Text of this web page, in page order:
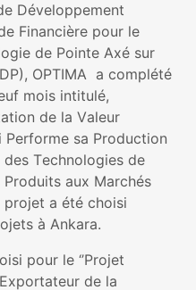
Développement
Financière pour le
de Pointe Axé sur
OPTIMA a complété
mois intitulé,
de la Valeur
Performe sa Production
Technologies de
aux Marchés
projet a été choisi
à Ankara.
pour le ‘’Projet
de la